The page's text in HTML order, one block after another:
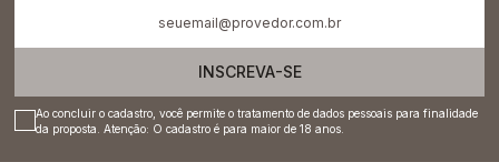
INSCREVA-SE
Ao concluir o cadastro, você permite o tratamento de dados pessoais para finalidade
da proposta. Atenção: O cadastro é para maior de 18 anos.